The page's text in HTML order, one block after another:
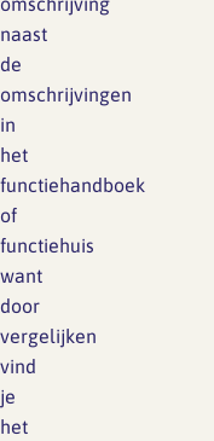
naast
de
omschrijvingen
in
het
functiehandboek
of
functiehuis
want
door
vergelijken
vind
je
het